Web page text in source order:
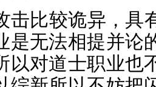
击比较诡异，具
是无法相提并论
以对道士职业也